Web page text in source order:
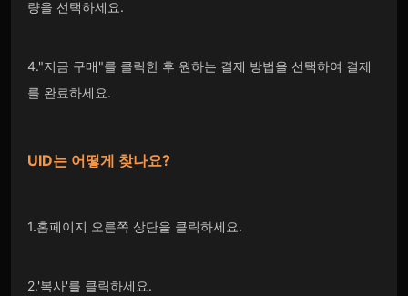
량을 선택하세요.
4."지금 구매"를 클릭한 후 원하는 결제 방법을 선택하여 결제
를 완료하세요.
UID는 어떻게 찾나요?
1.홈페이지 오른쪽 상단을 클릭하세요.
2.'복사'를 클릭하세요.